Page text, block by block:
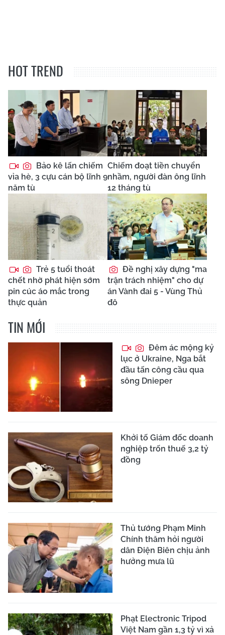
HOT TREND
Bảo kê lấn chiếm
vỉa hè, 3 cựu cán bộ lĩnh 9
năm tù
Chiếm đoạt tiền chuyển
nhầm, người đàn ông lĩnh
12 tháng tù
Trẻ 5 tuổi thoát
chết nhờ phát hiện sớm
pin cúc áo mắc trong
thực quản
Đề nghị xây dựng "ma
trận trách nhiệm" cho dự
án Vành đai 5 - Vùng Thủ
đô
TIN MỚI
Đêm ác mộng kỷ
lục ở Ukraine, Nga bắt
đầu tấn công cầu qua
sông Dnieper
Khởi tố Giám đốc doanh
nghiệp trốn thuế 3,2 tỷ
đồng
Thủ tướng Phạm Minh
Chính thăm hỏi người
dân Điện Biên chịu ảnh
hưởng mưa lũ
Phạt Electronic Tripod
Việt Nam gần 1,3 tỷ vì xả